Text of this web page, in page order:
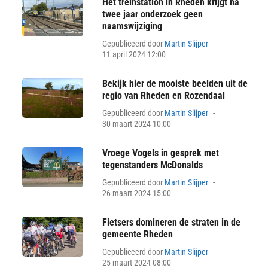
twee jaar onderzoek geen
naamswijziging
Gepubliceerd door Martin Slijper
11 april 2024 12:00
Bekijk hier de mooiste beelden uit de
regio van Rheden en Rozendaal
Gepubliceerd door Martin Slijper
30 maart 2024 10:00
Vroege Vogels in gesprek met
tegenstanders McDonalds
Gepubliceerd door Martin Slijper
26 maart 2024 15:00
Fietsers domineren de straten in de
gemeente Rheden
Gepubliceerd door Martin Slijper
25 maart 2024 08:00